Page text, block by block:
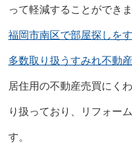
って軽減することができま
福岡市南区で部屋探しを
多数取り扱うすみれ不動産
居住用の不動産売買にく
り扱っており、リフォー
す。